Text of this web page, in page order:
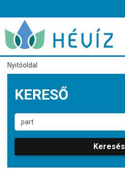
Nyitóoldal
KERESŐ
Keresés